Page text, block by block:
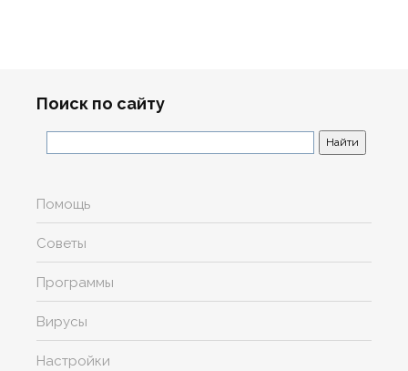
Поиск по сайту
Помощь
Советы
Программы
Вирусы
Настройки